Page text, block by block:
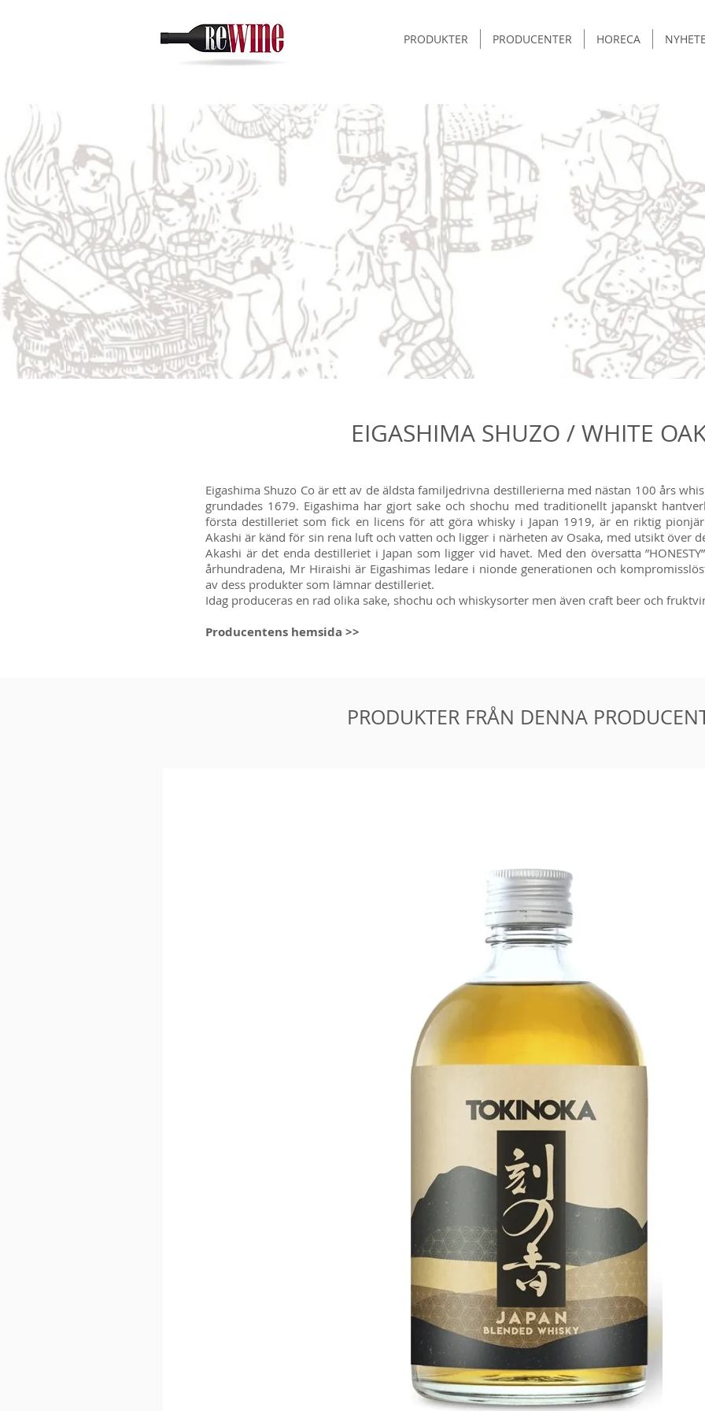
PRODUKTER PRODUCENTER HORECA
EIGASHIMA SHUZO / WHITE
Eigashima Shuzo Co är ett av de äldsta familjedrivna destillerierna med nästan 100 års
grundades 1679. Eigashima har gjort sake och shochu med traditionellt japanskt
första destilleriet som fick en licens för att göra whisky i Japan 1919, är en riktig
Akashi är känd för sin rena luft och vatten och ligger i närheten av Osaka, med utsikt över
Akashi är det enda destilleriet i Japan som ligger vid havet. Med den översatta
århundradena, Mr Hiraishi är Eigashimas ledare i nionde generationen och
av dess produkter som lämnar destilleriet.
Idag produceras en rad olika sake, shochu och whiskysorter men även craft beer och
Producentens hemsida >>
PRODUKTER FRÅN DENNA